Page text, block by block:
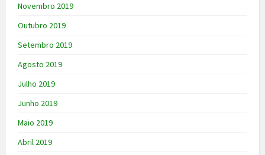
Novembro 2019
Outubro 2019
Setembro 2019
Agosto 2019
Julho 2019
Junho 2019
Maio 2019
Abril 2019